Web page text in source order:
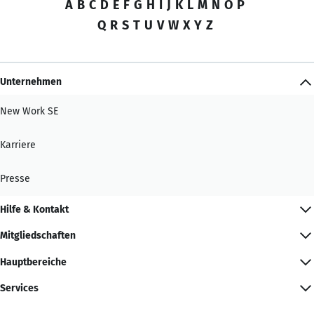
A B C D E F G H I J K L M N O P
Q R S T U V W X Y Z
Unternehmen
New Work SE
Karriere
Presse
Hilfe & Kontakt
Mitgliedschaften
Hauptbereiche
Services